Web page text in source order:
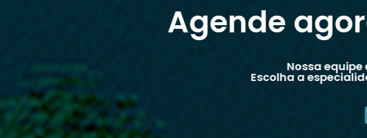
Agende
Nossa
Escolha a